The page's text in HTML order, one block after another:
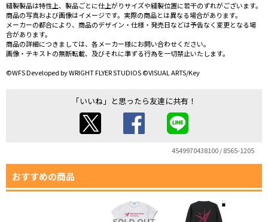
縫製製品は特性上、製品ごとに仕上がりサイズや縫製位置に若干のずれがございます。
商品の写真および画像はイメージです。実際の商品とは異なる場合があります。
メーカーの都合により、商品のデザイン・仕様・発売日などは予告なく変更となる場
合があります。
商品の詳細につきましては、各メーカー様にお問い合わせください。
画像・テキストの無断転載、及びそれに準ずる行為を一切禁止いたします。
©WFS Developed by WRIGHT FLYER STUDIOS ©VISUAL ARTS/Key
「いいね」と思ったら友達に共有！
4549970438100 / 8565-1205
おすすめの商品